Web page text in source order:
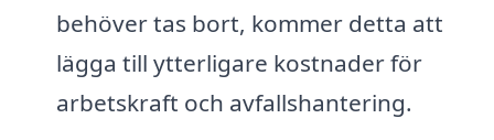
behöver tas bort, kommer detta att
lägga till ytterligare kostnader för
arbetskraft och avfallshantering.